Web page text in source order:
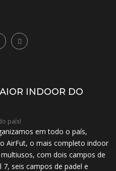
INDOOR DO
em todo o país,
AirFut, o mais completo indoor
com dois campos de
seis campos de padel e